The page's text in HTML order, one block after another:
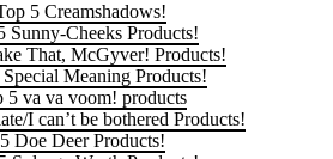
5 Creamshadows!
Sunny-Cheeks Products!
That, McGyver! Products!
Meaning Products!
5 va va voom! products
I can’t be bothered Products!
Doe Deer Products!